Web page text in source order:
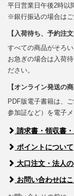
平日営業日午後2時以
※銀行振込の場合はご
【入荷待ち、予約注
すべての商品がそろ
お急ぎの場合は入荷
ださい。
【オンライン発送の商
PDF版電子書籍は、
参加証など）を電子
請求書・領収書
ポイントについて
大口注文・法人
お問い合わせは